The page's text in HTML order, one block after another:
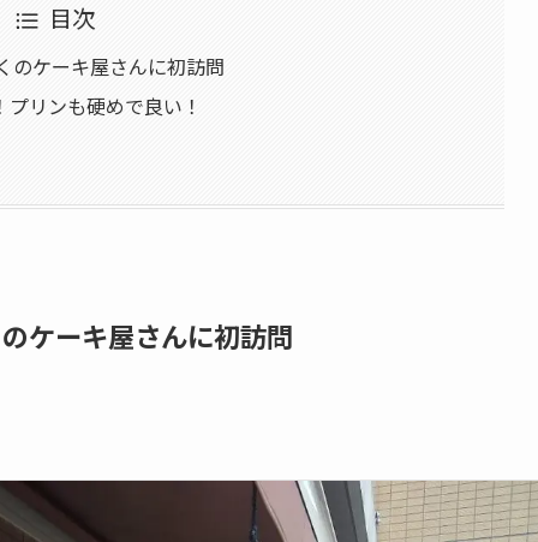
目次
のケーキ屋さんに初訪問
リンも硬めで良い！
ケーキ屋さんに初訪問